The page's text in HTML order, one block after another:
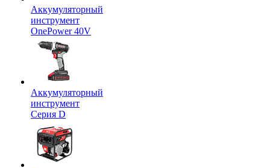
Аккумуляторный
инструмент
OnePower 40V
Аккумуляторный
инструмент
Серия D